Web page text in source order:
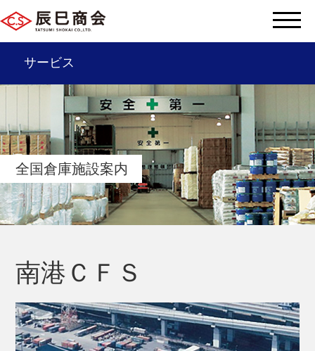
辰巳商会を知る
サービス一覧
会社情報
サステナビリティ
辰巳グループ
採用情報
お問い合わせ
サービス
全国倉庫施設案内
南港ＣＦＳ